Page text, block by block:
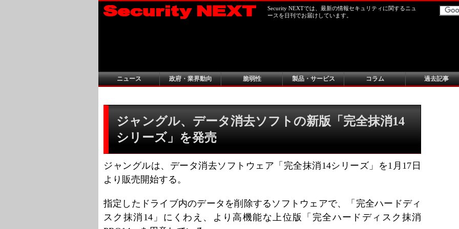
Security NEXTでは、最新の情報セキュリティに関するニュ
ースを日刊でお届けしています。
ニュース 政府・業界動向 脆弱性 製品・サービス コラム 過去記事
ジャングル、データ消去ソフトの新版「完全抹消14
シリーズ」を発売
ジャングルは、データ消去ソフトウェア「完全抹消14シリーズ」を1月17日
より販売開始する。
指定したドライブ内のデータを削除するソフトウェアで、「完全ハードディ
スク抹消14」にくわえ、より高機能な上位版「完全ハードディスク抹消